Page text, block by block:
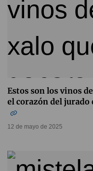
Estos son los vinos
el corazón del jurado
12 de mayo de 2025